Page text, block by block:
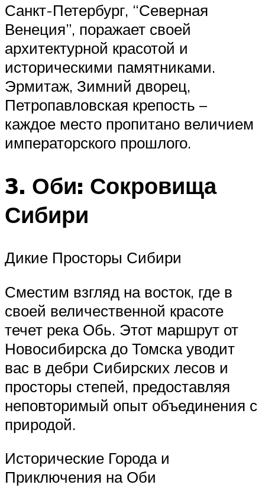
Санкт-Петербург, “Северная
Венеция”, поражает своей
архитектурной красотой и
историческими памятниками.
Эрмитаж, Зимний дворец,
Петропавловская крепость –
каждое место пропитано величием
императорского прошлого.
3. Оби: Сокровища
Сибири
Дикие Просторы Сибири
Сместим взгляд на восток, где в
своей величественной красоте
течет река Обь. Этот маршрут от
Новосибирска до Томска уводит
вас в дебри Сибирских лесов и
просторы степей, предоставляя
неповторимый опыт объединения с
природой.
Исторические Города и
Приключения на Оби